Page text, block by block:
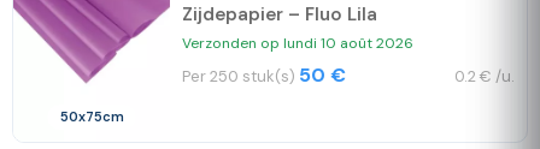
50x75cm
Zijdepapier – Fluo Lila
Verzonden op lundi 10 août 2026
Per 250 stuk(s) 50 € 0.2 € /u.